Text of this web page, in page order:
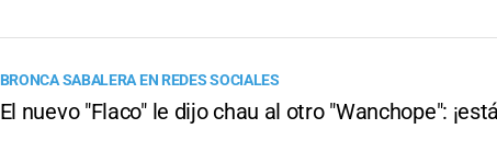
BRONCA SABALERA EN REDES SOCIALES
El nuevo "Flaco" le dijo chau al otro "Wanchope":